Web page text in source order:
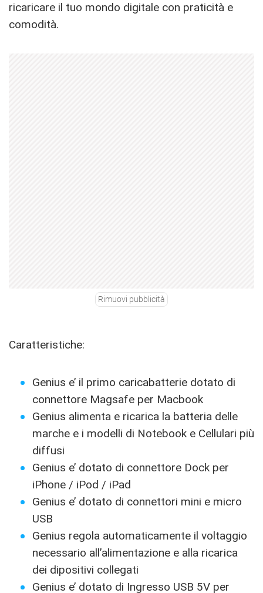
ricaricare il tuo mondo digitale con praticità e
comodità.
Rimuovi pubblicità
Caratteristiche:
Genius e’ il primo caricabatterie dotato di
connettore Magsafe per Macbook
Genius alimenta e ricarica la batteria delle
marche e i modelli di Notebook e Cellulari più
diffusi
Genius e’ dotato di connettore Dock per
iPhone / iPod / iPad
Genius e’ dotato di connettori mini e micro
USB
Genius regola automaticamente il voltaggio
necessario all’alimentazione e alla ricarica
dei dipositivi collegati
Genius e’ dotato di Ingresso USB 5V per